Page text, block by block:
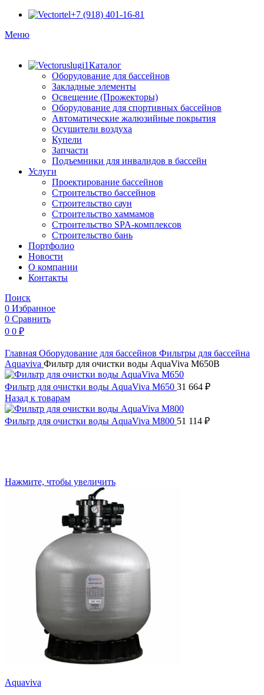
+7 (918) 401-16-81
Меню
Каталог
Оборудование для бассейнов
Закладные элементы
Освещение (Прожекторы)
Оборудование для спортивных бассейнов
Автоматические жалюзийные покрытия
Осушители воздуха
Купели
Запчасти
Подъемники для инвалидов в бассейн
Услуги
Проектирование бассейнов
Строительство бассейнов
Строительство саун
Строительство хаммамов
Строительство SPA-комплексов
Строительство бань
Портфолио
Новости
O компании
Контакты
Поиск
0 Избранное
0 Сравнить
0 0 ₽
Главная Оборудование для бассейнов Фильтры для бассейна
Aquaviva Фильтр для очистки воды AquaViva M650B
Фильтр для очистки воды AquaViva M650 31 664 ₽
Назад к товарам
Фильтр для очистки воды AquaViva M800 51 114 ₽
Нажмите, чтобы увеличить
Aquaviva